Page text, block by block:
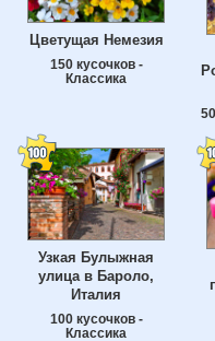
Цветущая Немезия
150 кусочков -
Классика
Узкая Булыжная
улица в Бароло,
Италия
100 кусочков -
Классика